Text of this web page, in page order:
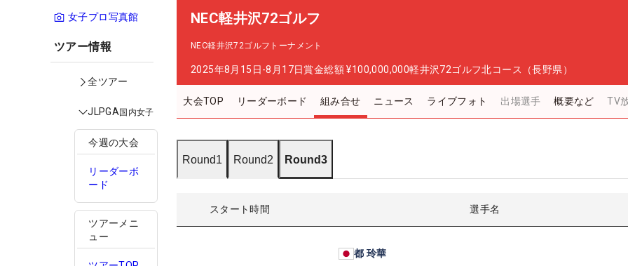
女子プロ写真館
ツアー情報
全ツアー
JLPGA国内女子
今週の大会
リーダーボ
ード
ツアーメニ
ュー
NEC軽井沢72ゴルフ
NEC軽井沢72ゴルフトーナメント
2025年8月15日-8月17日賞金総額 ¥100,000,000軽井沢72ゴルフ北コース（長野県）
大会TOP リーダーボード 組み合せ ニュース ライブフォト 出場選手 概要など TV
Round1 Round2 Round3
スタート時間 選手名
都 玲華